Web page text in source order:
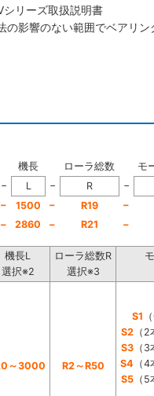
シリーズ取扱説明書
の影響のない範囲でベアリ
機長 ローラ総数
モ
− L − R
−
− 1500 − R19
−
− 2860 − R21 −
機長L
選択※2
ローラ総数R
選択※3
～3000 R2～R50
S1
S2（2
S3（3
S4 （
S5（5